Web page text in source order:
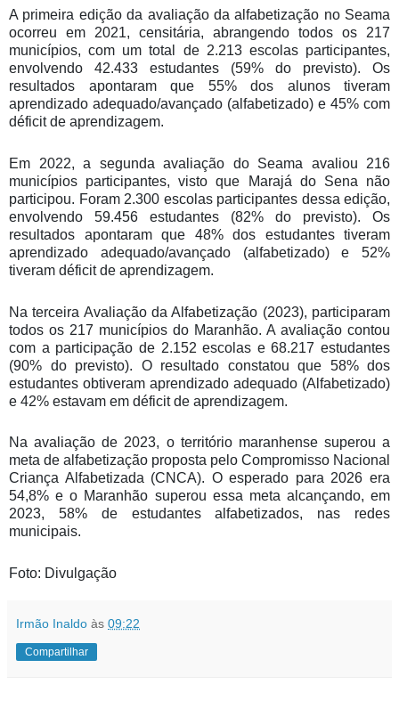
A primeira edição da avaliação da alfabetização no Seama
ocorreu em 2021, censitária, abrangendo todos os 217
municípios, com um total de 2.213 escolas participantes,
envolvendo 42.433 estudantes (59% do previsto). Os
resultados apontaram que 55% dos alunos tiveram
aprendizado adequado/avançado (alfabetizado) e 45% com
déficit de aprendizagem.
Em 2022, a segunda avaliação do Seama avaliou 216
municípios participantes, visto que Marajá do Sena não
participou. Foram 2.300 escolas participantes dessa edição,
envolvendo 59.456 estudantes (82% do previsto). Os
resultados apontaram que 48% dos estudantes tiveram
aprendizado adequado/avançado (alfabetizado) e 52%
tiveram déficit de aprendizagem.
Na terceira Avaliação da Alfabetização (2023), participaram
todos os 217 municípios do Maranhão. A avaliação contou
com a participação de 2.152 escolas e 68.217 estudantes
(90% do previsto). O resultado constatou que 58% dos
estudantes obtiveram aprendizado adequado (Alfabetizado)
e 42% estavam em déficit de aprendizagem.
Na avaliação de 2023, o território maranhense superou a
meta de alfabetização proposta pelo Compromisso Nacional
Criança Alfabetizada (CNCA). O esperado para 2026 era
54,8% e o Maranhão superou essa meta alcançando, em
2023, 58% de estudantes alfabetizados, nas redes
municipais.
Foto: Divulgação
Irmão Inaldo às 09:22
Compartilhar